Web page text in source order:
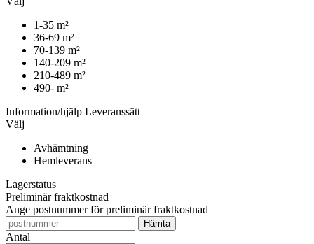
1-35 m²
36-69 m²
70-139 m²
140-209 m²
210-489 m²
490- m²
Information/hjälp Leveranssätt
Välj
Avhämtning
Hemleverans
Lagerstatus
Preliminär fraktkostnad
Ange postnummer för preliminär fraktkostnad
Antal